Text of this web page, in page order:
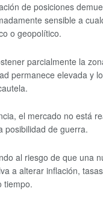
de posiciones
sensible a
o geopolítico.
parcialmente la
permanece elevada y
el mercado no está
posibilidad de guerra.
al riesgo de que una
a alterar inflación,
tiempo.